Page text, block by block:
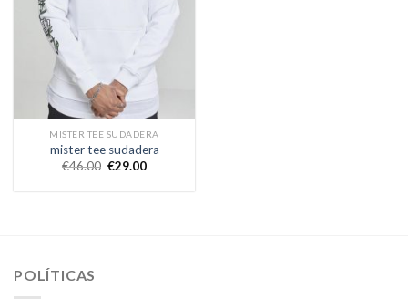
MISTER TEE SUDADERA
mister tee sudadera
€46.00 €29.00
POLÍTICAS